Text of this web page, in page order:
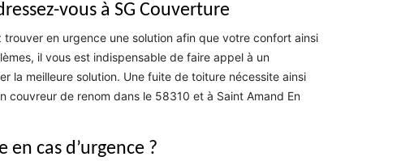
vous à SG Couverture
en urgence une solution afin que votre confort ainsi
il vous est indispensable de faire appel à un
meilleure solution. Une fuite de toiture nécessite ainsi
couvreur de renom dans le 58310 et à Saint Amand En
cas d’urgence ?